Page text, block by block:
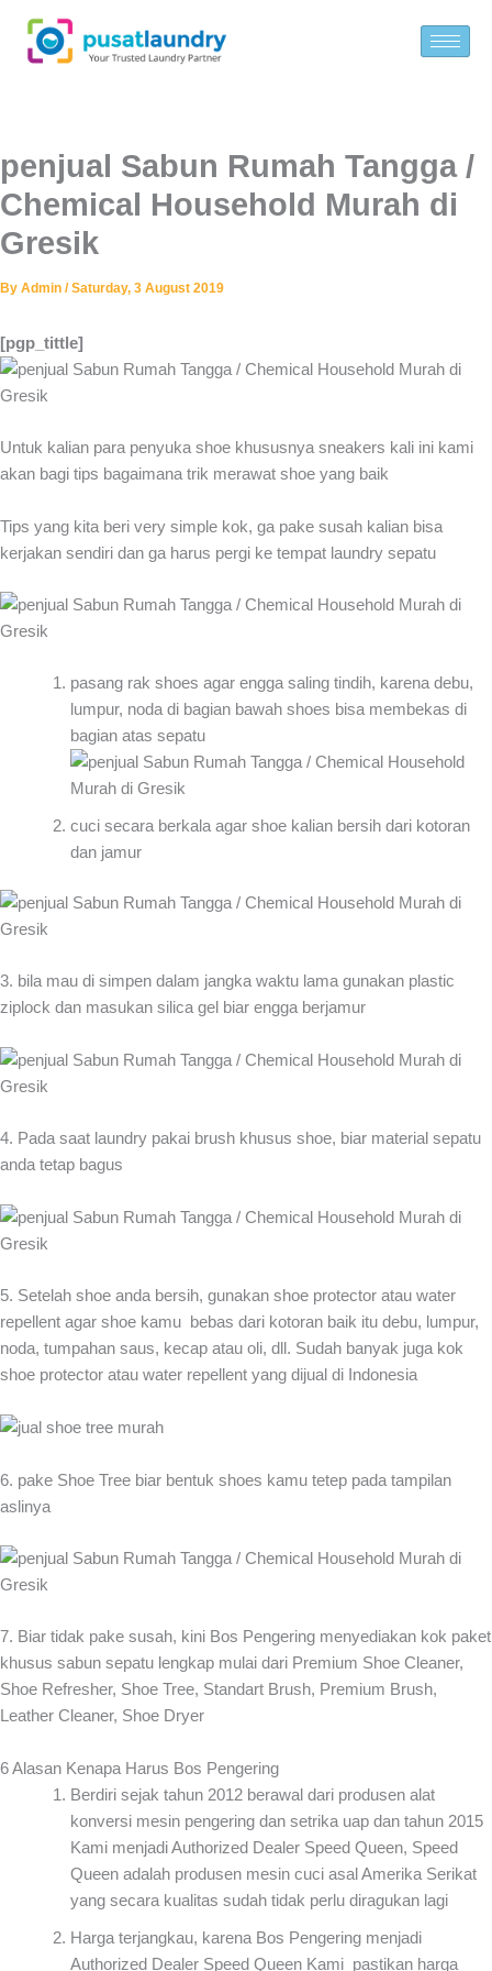
content
penjual Sabun Rumah Tangga /
Chemical Household Murah di
Gresik
By Admin /Saturday, 3 August 2019
[pgp_tittle]
Untuk kalian para penyuka shoe khususnya sneakers kali ini kami
akan bagi tips bagaimana trik merawat shoe yang baik
Tips yang kita beri very simple kok, ga pake susah kalian bisa
kerjakan sendiri dan ga harus pergi ke tempat laundry sepatu
pasang rak shoes agar engga saling tindih, karena debu,
lumpur, noda di bagian bawah shoes bisa membekas di
bagian atas sepatu
cuci secara berkala agar shoe kalian bersih dari kotoran
dan jamur
3. bila mau di simpen dalam jangka waktu lama gunakan plastic
ziplock dan masukan silica gel biar engga berjamur
4. Pada saat laundry pakai brush khusus shoe, biar material sepatu
anda tetap bagus
5. Setelah shoe anda bersih, gunakan shoe protector atau water
repellent agar shoe kamu bebas dari kotoran baik itu debu, lumpur,
noda, tumpahan saus, kecap atau oli, dll. Sudah banyak juga kok
shoe protector atau water repellent yang dijual di Indonesia
6. pake Shoe Tree biar bentuk shoes kamu tetep pada tampilan
aslinya
7. Biar tidak pake susah, kini Bos Pengering menyediakan kok paket
khusus sabun sepatu lengkap mulai dari Premium Shoe Cleaner,
Shoe Refresher, Shoe Tree, Standart Brush, Premium Brush,
Leather Cleaner, Shoe Dryer
6 Alasan Kenapa Harus Bos Pengering
Berdiri sejak tahun 2012 berawal dari produsen alat
konversi mesin pengering dan setrika uap dan tahun 2015
Kami menjadi Authorized Dealer Speed Queen, Speed
Queen adalah produsen mesin cuci asal Amerika Serikat
yang secara kualitas sudah tidak perlu diragukan lagi
Harga terjangkau, karena Bos Pengering menjadi
Authorized Dealer Speed Queen Kami pastikan harga